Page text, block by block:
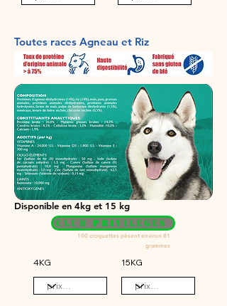
Toutes races Agneau et Riz
Disponible en 4kg et 15 kg
CLUB PRIVILEGES
100 croquettes pèsent environ 81
grammes
4KG 15KG